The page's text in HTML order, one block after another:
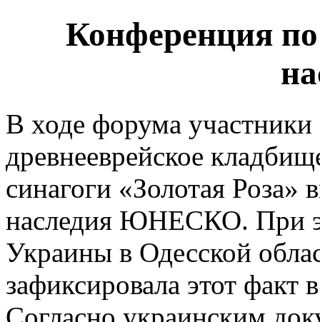
Конференция
В ходе форума
древнееврейское
синагоги «Золотая Роза»
наследия ЮНЕСКО. При
Украины в Одесской
зафиксировала этот факт